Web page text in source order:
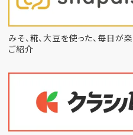
みそ、糀、大豆を使った、毎日が
ご紹介